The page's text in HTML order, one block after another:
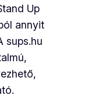
Up
annyit
sups.hu